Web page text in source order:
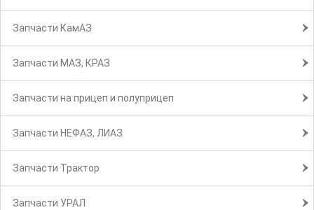
Запчасти КамАЗ
Запчасти МАЗ, КРАЗ
Запчасти на прицеп и полуприцеп
Запчасти НЕФАЗ, ЛИАЗ
Запчасти Трактор
Запчасти УРАЛ